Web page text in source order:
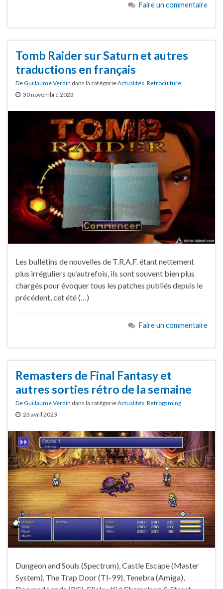
Faire un commentaire
Tomb Raider sur Saturn et autres
traductions en français
DeGuillaume Verdin dans la catégorieActualités Retroculture
30 novembre 2023
Les bulletins de nouvelles de T.R.A.F. étant nettement
plus irréguliers qu’autrefois, ils sont souvent bien plus
chargés pour évoquer tous les patches publiés depuis le
précédent, cet été (…)
Faire un commentaire
Remasters de Final Fantasy et
autres sorties rétro de la semaine
DeGuillaume Verdin dans la catégorieActualités, Retrogaming
23 avril 2023
Dungeon and Souls (Spectrum), Castle Escape (Master
System), The Trap Door (TI-99), Tenebra (Amiga),